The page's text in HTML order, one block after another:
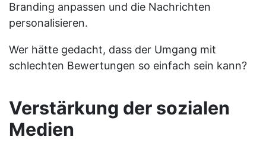
Branding anpassen und die Nachrichten
personalisieren.
Wer hätte gedacht, dass der Umgang mit
schlechten Bewertungen so einfach sein kann?
Verstärkung der sozialen
Medien